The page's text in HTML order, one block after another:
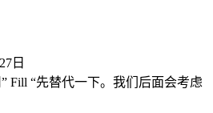
日
Fill “先替代一下。我们后面会考虑